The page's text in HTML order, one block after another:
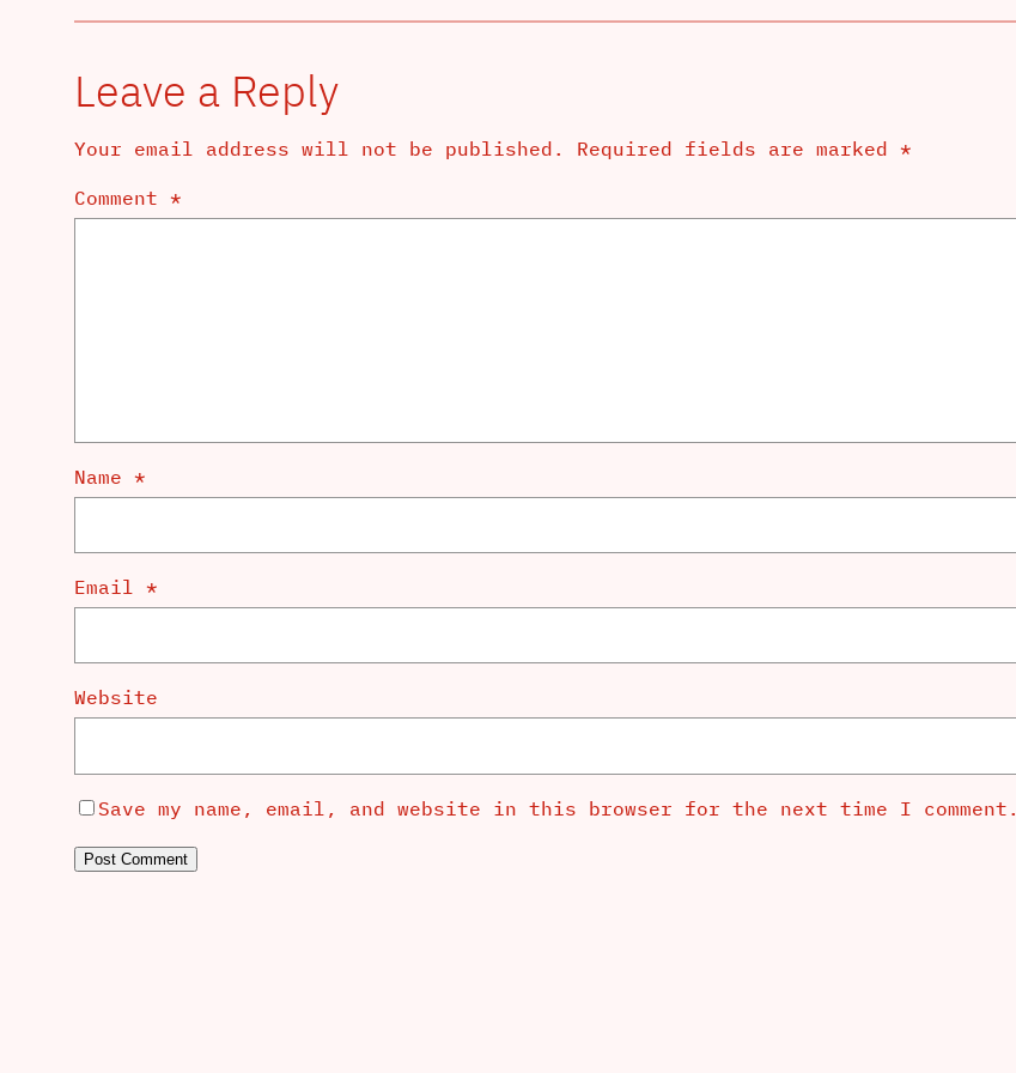
Leave a Reply
Your email address will not be published. Required fields are marked *
Comment *
Name *
Email *
Website
Save my name, email, and website in this browser for the next time I comment.